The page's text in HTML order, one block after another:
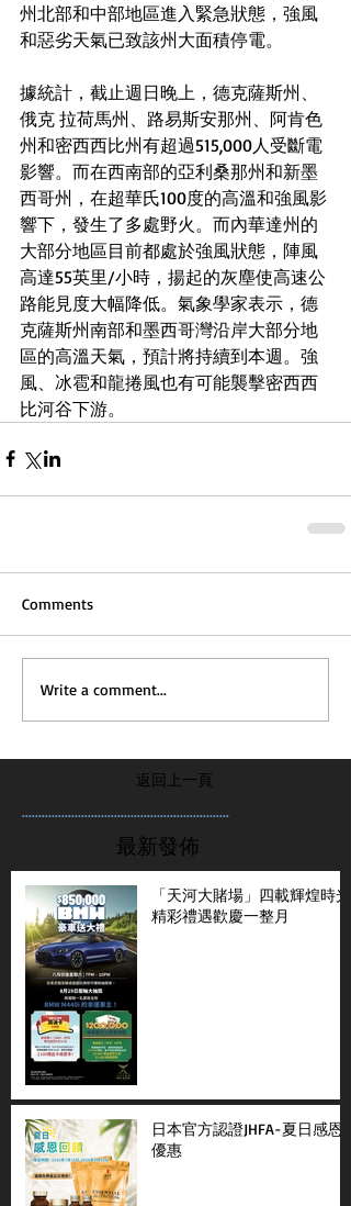
州北部和中部地區進入緊急狀態，強風
和惡劣天氣已致該州大面積停電。
據統計，截止週日晚上，德克薩斯州、
俄克 拉荷馬州、路易斯安那州、阿肯色
州和密西西比州有超過515,000人受斷電
影響。而在西南部的亞利桑那州和新墨
西哥州，在超華氏100度的高溫和強風影
響下，發生了多處野火。而內華達州的
大部分地區目前都處於強風狀態，陣風
高達55英里/小時，揚起的灰塵使高速公
路能見度大幅降低。氣象學家表示，德
克薩斯州南部和墨西哥灣沿岸大部分地
區的高溫天氣，預計將持續到本週。強
風、冰雹和龍捲風也有可能襲擊密西西
比河谷下游。
Comments
Write a comment...
返回上一頁
...............................................................
最新發佈
「天河大賭場」四載輝煌時光
精彩禮遇歡慶一整月
日本官方認證JHFA-夏日感恩
優惠